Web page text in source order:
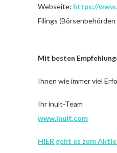
Webseite: https://
Filings (Börsenbehörden
Mit besten
Ihnen wie immer viel
Ihr inult-Team
www.inult.com
HIER geht es zum